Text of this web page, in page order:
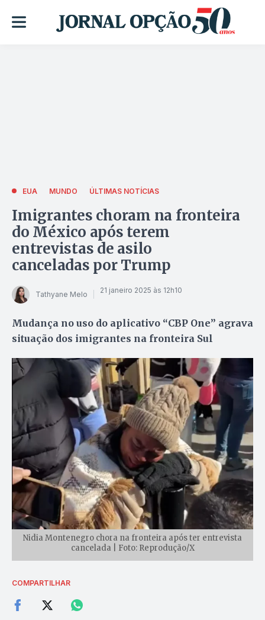
EUA MUNDO ÚLTIMAS NOTÍCIAS
Imigrantes choram na fronteira
do México após terem
entrevistas de asilo
canceladas por Trump
Tathyane Melo 21 janeiro 2025 às 12h10
Mudança no uso do aplicativo “CBP One” agrava
situação dos imigrantes na fronteira Sul
Nidia Montenegro chora na fronteira após ter entrevista
cancelada | Foto: Reprodução/X
COMPARTILHAR